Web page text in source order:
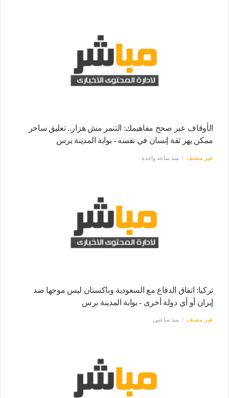
الأوقاف عبر صحح مفاهيمك: التنمر مش هزار.. تعليق ساخر
ممكن يهز ثقة إنسان في نفسه - بوابة المدينة برس
غير مصنف منذ ساعة واحدة
تركيا: اتفاق الدفاع مع السعودية وباكستان ليس موجها ضد
إيران أو أي دولة أخرى - بوابة المدينة برس
غير مصنف منذ ساعتين